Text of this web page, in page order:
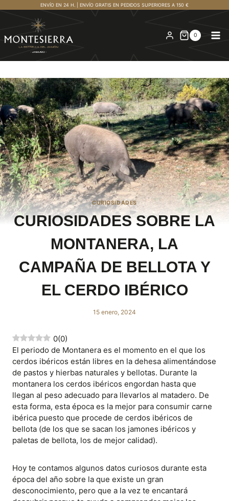
contenido
ENVÍO EN 24 H. | ENVÍO GRATIS EN PEDIDOS SUPERIORES A 150 €
0
CURIOSIDADES
CURIOSIDADES SOBRE LA
MONTANERA, LA
CAMPAÑA DE BELLOTA Y
EL CERDO IBÉRICO
15 enero, 2024
0(0)
El periodo de Montanera es el momento en el que los
cerdos ibéricos están libres en la dehesa alimentándose
de pastos y hierbas naturales y bellotas. Durante la
montanera los cerdos ibéricos engordan hasta que
llegan al peso adecuado para llevarlos al matadero. De
esta forma, esta época es la mejor para consumir carne
ibérica puesto que procede de cerdos ibéricos de
bellota (de los que se sacan los jamones ibéricos y
paletas de bellota, los de mejor calidad).
Hoy te contamos algunos datos curiosos durante esta
época del año sobre la que existe un gran
desconocimiento, pero que a la vez te encantará